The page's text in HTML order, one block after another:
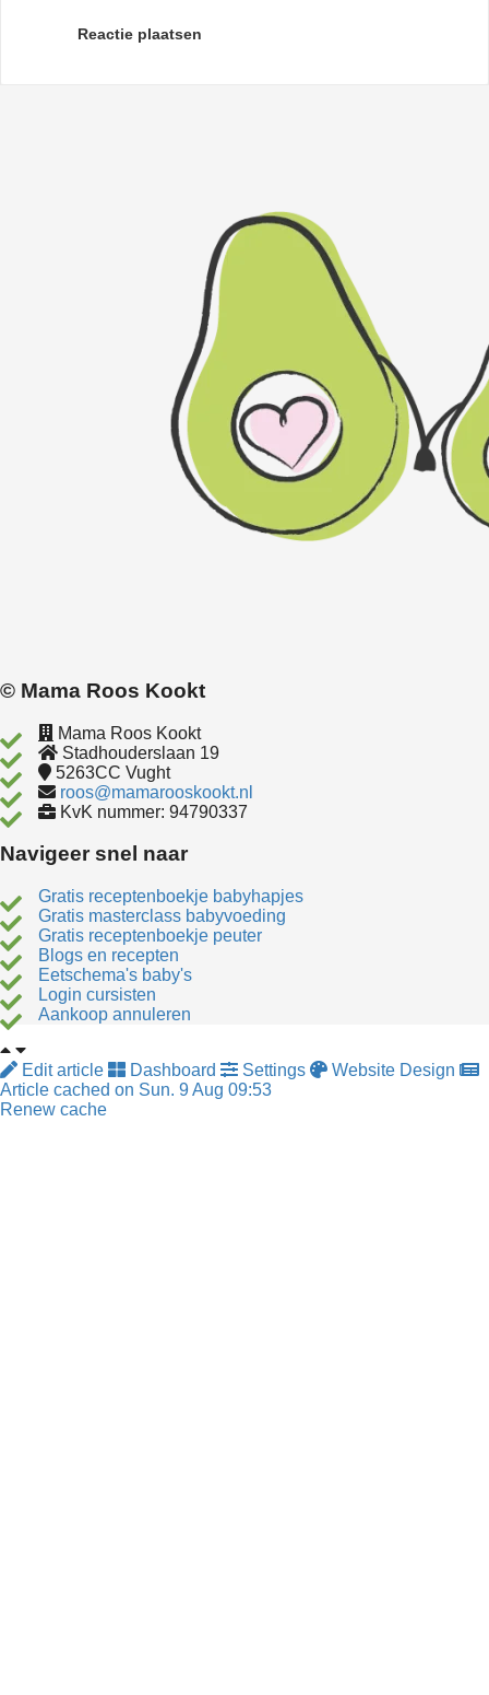
Reactie plaatsen
© Mama Roos Kookt
Mama Roos Kookt
Stadhouderslaan 19
5263CC Vught
roos@mamarooskookt.nl
KvK nummer: 94790337
Navigeer snel naar
Gratis receptenboekje babyhapjes
Gratis masterclass babyvoeding
Gratis receptenboekje peuter
Blogs en recepten
Eetschema's baby's
Login cursisten
Aankoop annuleren
Edit article Dashboard Settings
Website Design
Article cached on Sun. 9 Aug 09:53
Renew cache